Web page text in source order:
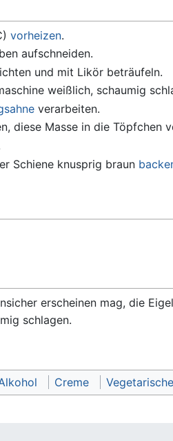
vorheizen.
aufschneiden.
und mit Likör beträufeln.
weißlich, schaumig
verarbeiten.
diese Masse in die Töpfchen
Schiene knusprig braun
erscheinen mag, die
schlagen.
Creme